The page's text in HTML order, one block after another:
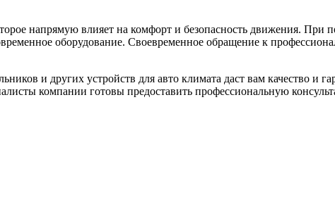
напрямую влияет на комфорт и безопасность движения. При
оборудование. Своевременное обращение к
и других устройств для авто климата даст вам качество и
компании готовы предоставить профессиональную